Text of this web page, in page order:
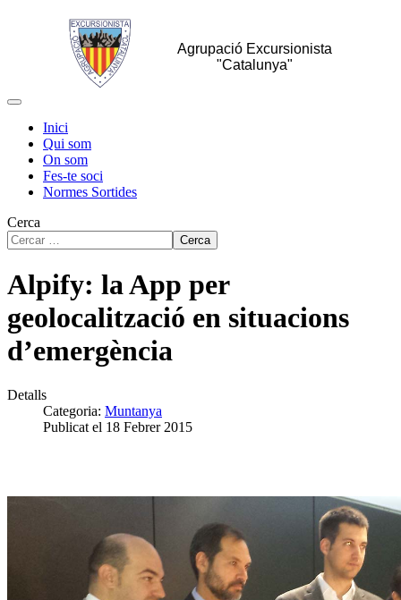
Agrupació Excursionista
"Catalunya"
Inici
Qui som
On som
Fes-te soci
Normes Sortides
Cerca
Cerca
Alpify: la App per
geolocalització en situacions
d’emergència
Detalls
Categoria: Muntanya
Publicat el 18 Febrer 2015